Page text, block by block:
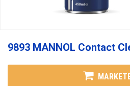
9893 MANNOL Contact